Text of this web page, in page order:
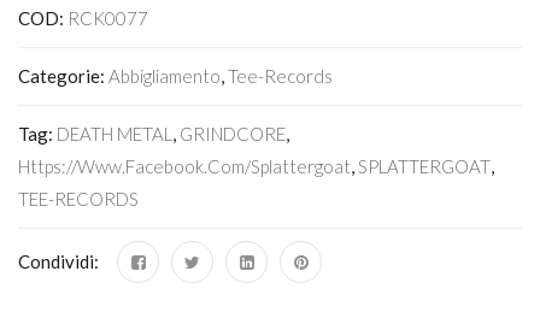
COD: RCK0077
Categorie: Abbigliamento,Tee-Records
Tag: DEATH METAL , GRINDCORE,
Https://www.facebook.com/Splattergoat,SPLATTERGOAT,
TEE-RECORDS
Condividi: